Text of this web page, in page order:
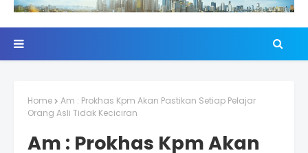
Home
Am : Prokhas Kpm Akan Pastikan Setiap Pelajar
Orang Asli Tidak Keciciran
Am : Prokhas Kpm Akan